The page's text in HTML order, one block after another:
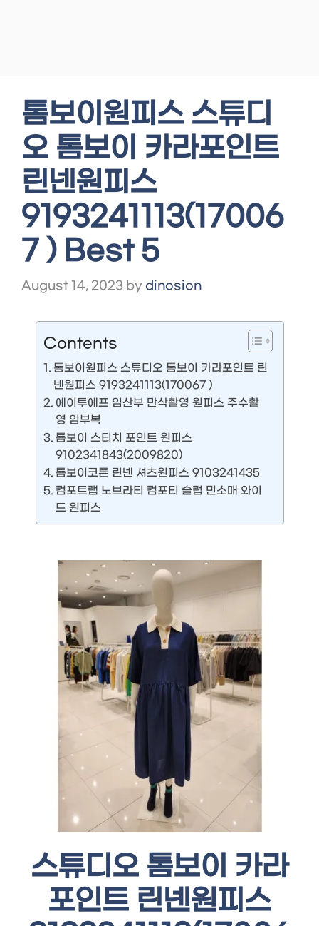
톰보이원피스 스튜디
오 톰보이 카라포인트
린넨원피스
9193241113(17006
7 ) Best 5
August 14, 2023 by dinosion
Contents
톰보이원피스 스튜디오 톰보이 카라포인트 린
넨원피스 9193241113(170067 )
에이투에프 임산부 만삭촬영 원피스 주수촬
영 임부복
톰보이 스티치 포인트 원피스
9102341843(2009820)
톰보이코튼 린넨 셔츠원피스 9103241435
컴포트랩 노브라티 컴포티 슬럽 민소매 와이
드 원피스
스튜디오 톰보이 카라
포인트 린넨원피스